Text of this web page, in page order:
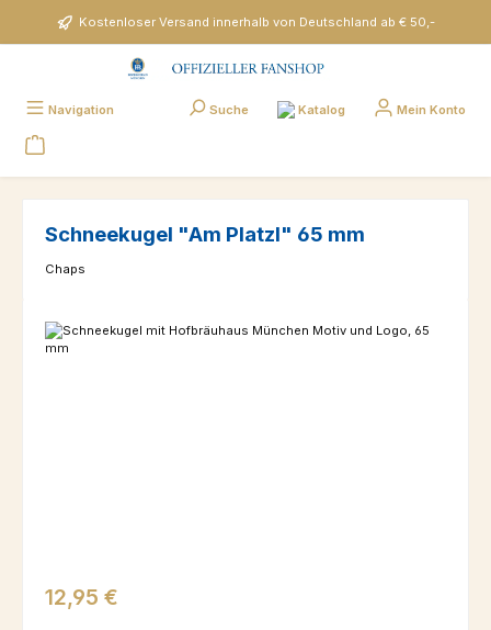
Zum Hauptinhalt springenKostenloser Versand innerhalb von Deutschland ab € 50,-
Navigation Suche Katalog Mein Konto
Schneekugel "Am Platzl" 65 mm
Chaps
Bildergalerie überspringen
Regulärer Preis:
12,95 €